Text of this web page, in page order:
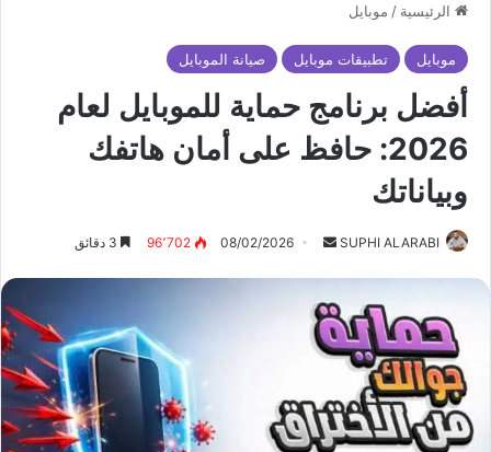
الرئيسية / موبايل
موبايل تطبيقات موبايل صيانة الموبايل
أفضل برنامج حماية للموبايل لعام
2026: حافظ على أمان هاتفك
وبياناتك
SUPHI ALARABI
أرسل 08/02/2026 96٬702